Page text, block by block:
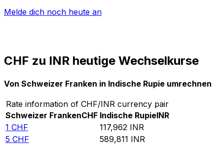
Melde dich noch heute an
CHF zu INR heutige Wechselkurse
Von Schweizer Franken in Indische Rupie umrechnen
Rate information of CHF/INR currency pair
Schweizer FrankenCHF Indische RupieINR
1 CHF 117,962 INR
5 CHF 589,811 INR